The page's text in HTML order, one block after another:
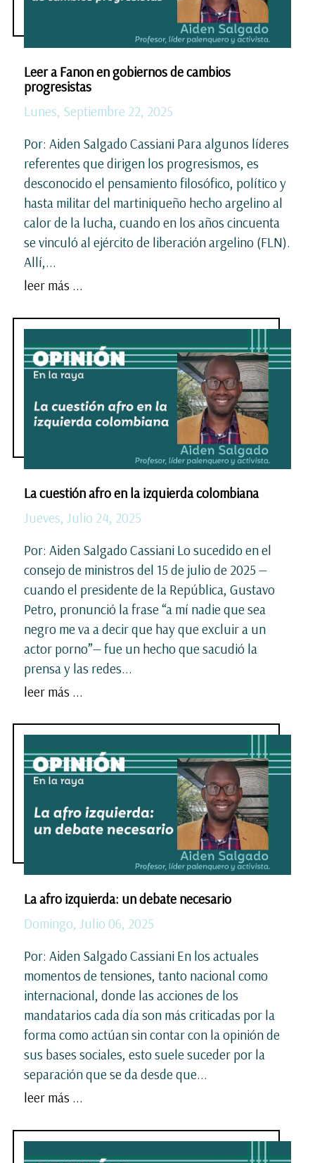
Leer a Fanon en gobiernos de cambios
progresistas
Lunes, Septiembre 22, 2025
Por: Aiden Salgado Cassiani Para algunos líderes
referentes que dirigen los progresismos, es
desconocido el pensamiento filosófico, político y
hasta militar del martiniqueño hecho argelino al
calor de la lucha, cuando en los años cincuenta
se vinculó al ejército de liberación argelino (FLN).
Allí,...
leer más ...
La cuestión afro en la izquierda colombiana
Jueves, Julio 24, 2025
Por: Aiden Salgado Cassiani Lo sucedido en el
consejo de ministros del 15 de julio de 2025 —
cuando el presidente de la República, Gustavo
Petro, pronunció la frase “a mí nadie que sea
negro me va a decir que hay que excluir a un
actor porno”— fue un hecho que sacudió la
prensa y las redes...
leer más ...
La afro izquierda: un debate necesario
Domingo, Julio 06, 2025
Por: Aiden Salgado Cassiani En los actuales
momentos de tensiones, tanto nacional como
internacional, donde las acciones de los
mandatarios cada día son más criticadas por la
forma como actúan sin contar con la opinión de
sus bases sociales, esto suele suceder por la
separación que se da desde que...
leer más ...